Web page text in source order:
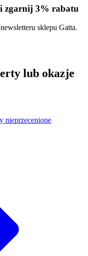
i zgarnij 3% rabatu
sklepu Gatta.
lub okazje
nieprzecenione